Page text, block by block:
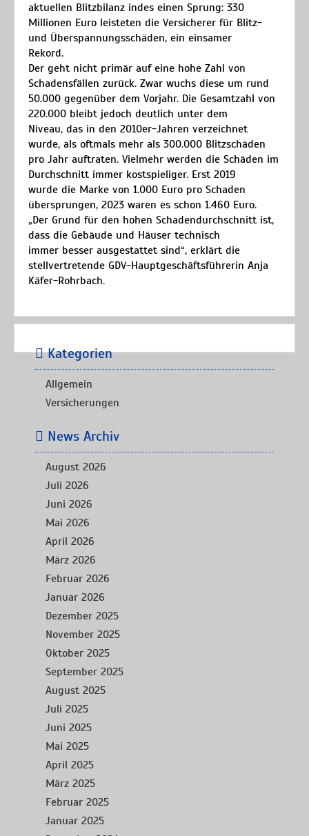
aktuellen Blitzbilanz indes einen Sprung: 330
Millionen Euro leisteten die Versicherer für Blitz-
und Überspannungsschäden, ein einsamer
Rekord.
Der geht nicht primär auf eine hohe Zahl von
Schadensfällen zurück. Zwar wuchs diese um rund
50.000 gegenüber dem Vorjahr. Die Gesamtzahl von
220.000 bleibt jedoch deutlich unter dem
Niveau, das in den 2010er-Jahren verzeichnet
wurde, als oftmals mehr als 300.000 Blitzschäden
pro Jahr auftraten. Vielmehr werden die Schäden im
Durchschnitt immer kostspieliger. Erst 2019
wurde die Marke von 1.000 Euro pro Schaden
übersprungen, 2023 waren es schon 1.460 Euro.
„Der Grund für den hohen Schadendurchschnitt ist,
dass die Gebäude und Häuser technisch
immer besser ausgestattet sind“, erklärt die
stellvertretende GDV-Hauptgeschäftsführerin Anja
Käfer-Rohrbach.
Kategorien
Allgemein
Versicherungen
News Archiv
August 2026
Juli 2026
Juni 2026
Mai 2026
April 2026
März 2026
Februar 2026
Januar 2026
Dezember 2025
November 2025
Oktober 2025
September 2025
August 2025
Juli 2025
Juni 2025
Mai 2025
April 2025
März 2025
Februar 2025
Januar 2025